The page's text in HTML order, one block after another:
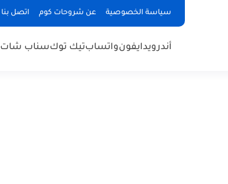
سياسة الخصوصية عن شروحات كوم اتصل بنا
أندرويدايفونواتسابتيك توكسناب شات